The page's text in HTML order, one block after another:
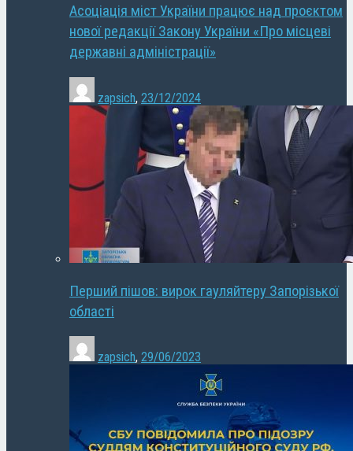
Асоціація міст України працює над проєктом
нової редакції Закону України «Про місцеві
державні адміністрації»
zapsich, 23/12/2024
Перший пішов: вирок гауляйтеру Запорізької
області
zapsich, 29/06/2023